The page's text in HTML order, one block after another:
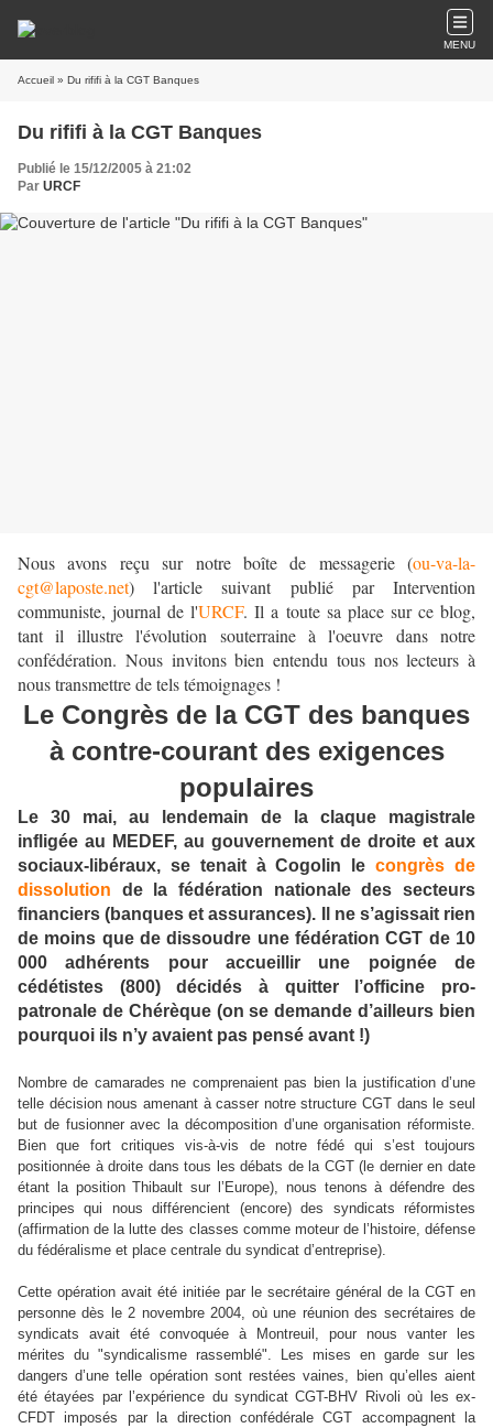
MENU
Accueil » Du rififi à la CGT Banques
Du rififi à la CGT Banques
Publié le 15/12/2005 à 21:02
Par URCF
Nous avons reçu sur notre boîte de messagerie (ou-va-la-
cgt@laposte.net) l'article suivant publié par Intervention
communiste, journal de l'URCF. Il a toute sa place sur ce blog,
tant il illustre l'évolution souterraine à l'oeuvre dans notre
confédération. Nous invitons bien entendu tous nos lecteurs à
nous transmettre de tels témoignages !
Le Congrès de la CGT des banques
à contre-courant des exigences
populaires
Le 30 mai, au lendemain de la claque magistrale
infligée au MEDEF, au gouvernement de droite et aux
sociaux-libéraux, se tenait à Cogolin lecongrès de
dissolution de la fédération nationale des secteurs
financiers (banques et assurances). Il ne s’agissait rien
de moins que de dissoudre une fédération CGT de 10
000 adhérents pour accueillir une poignée de
cédétistes (800) décidés à quitter l’officine pro-
patronale de Chérèque (on se demande d’ailleurs bien
pourquoi ils n’y avaient pas pensé avant !)
Nombre de camarades ne comprenaient pas bien la justification d’une
telle décision nous amenant à casser notre structure CGT dans le seul
but de fusionner avec la décomposition d’une organisation réformiste.
Bien que fort critiques vis-à-vis de notre fédé qui s’est toujours
positionnée à droite dans tous les débats de la CGT (le dernier en date
étant la position Thibault sur l’Europe), nous tenons à défendre des
principes qui nous différencient (encore) des syndicats réformistes
(affirmation de la lutte des classes comme moteur de l’histoire, défense
du fédéralisme et place centrale du syndicat d’entreprise).
Cette opération avait été initiée par le secrétaire général de la CGT en
personne dès le 2 novembre 2004, où une réunion des secrétaires de
syndicats avait été convoquée à Montreuil, pour nous vanter les
mérites du "syndicalisme rassemblé". Les mises en garde sur les
dangers d’une telle opération sont restées vaines, bien qu’elles aient
été étayées par l’expérience du syndicat CGT-BHV Rivoli où les ex-
CFDT imposés par la direction confédérale CGT accompagnent la